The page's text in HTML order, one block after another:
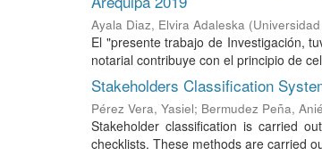
Ayala Diaz, Elvira Adaleska (
El "presente trabajo de Investigación,
notarial contribuye con el principio de
Stakeholders Classification
Pérez Vera, Yasiel; Bermudez Peña, Anié
Stakeholder classification is carried
checklists. These methods are carried